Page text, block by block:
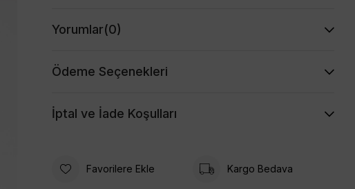
Yorumlar(0)
Ödeme Seçenekleri
İptal ve İade Koşulları
Favorilere Ekle Kargo Bedava